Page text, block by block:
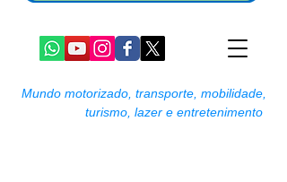
Mundo motorizado, transporte, mobilidade,
turismo, lazer e entretenimento